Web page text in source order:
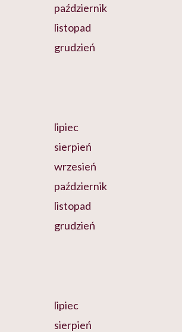
październik
listopad
grudzień
lipiec
sierpień
wrzesień
październik
listopad
grudzień
lipiec
sierpień